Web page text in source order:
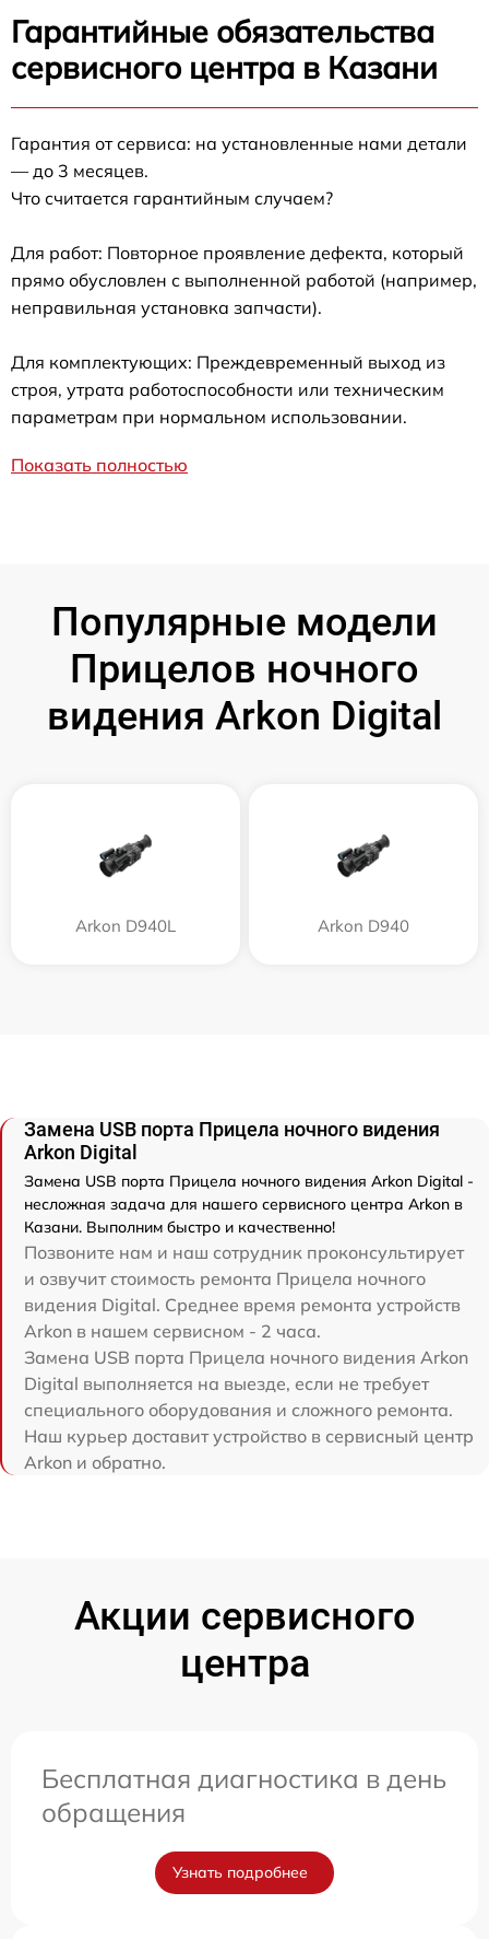
Гарантийные обязательства
сервисного центра в Казани
Гарантия от сервиса: на установленные нами детали
— до 3 месяцев.
Что считается гарантийным случаем?
Для работ: Повторное проявление дефекта, который
прямо обусловлен с выполненной работой (например,
неправильная установка запчасти).
Для комплектующих: Преждевременный выход из
строя, утрата работоспособности или техническим
параметрам при нормальном использовании.
Показать полностью
Популярные модели
Прицелов ночного
видения Arkon Digital
Arkon D940L Arkon D940
Замена USB порта Прицела ночного видения
Arkon Digital
Замена USB порта Прицела ночного видения Arkon Digital -
несложная задача для нашего сервисного центра Arkon в
Казани. Выполним быстро и качественно!
Позвоните нам и наш сотрудник проконсультирует
и озвучит стоимость ремонта Прицела ночного
видения Digital. Среднее время ремонта устройств
Arkon в нашем сервисном - 2 часа.
Замена USB порта Прицела ночного видения Arkon
Digital выполняется на выезде, если не требует
специального оборудования и сложного ремонта.
Наш курьер доставит устройство в сервисный центр
Arkon и обратно.
Акции сервисного
центра
Бесплатная диагностика в день
обращения
Узнать подробнее